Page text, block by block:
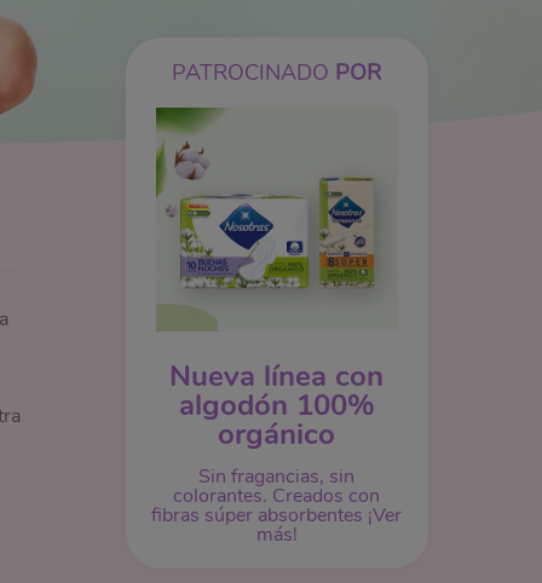
PATROCINADO POR
Nueva línea con
algodón 100%
orgánico
Sin fragancias, sin
colorantes. Creados con
fibras súper absorbentes ¡Ver
más!